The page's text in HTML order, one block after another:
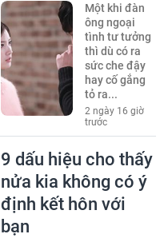
Một khi đàn
ông ngoại
tình tư tưởng
thì dù có ra
sức che đậy
hay cố gắng
tỏ ra...
2 ngày 16 giờ
trước
9 dấu hiệu cho thấy
nửa kia không có ý
định kết hôn với
bạn